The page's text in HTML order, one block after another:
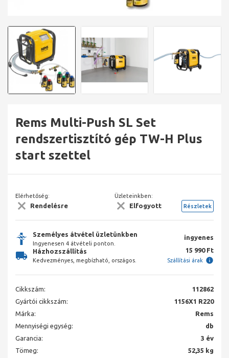
Rems Multi-Push SL Set
rendszertisztító gép TW-H Plus
start szettel
Elérhetőség:
Rendelésre
Üzleteinkben:
Elfogyott Részletek
Személyes átvétel üzletünkben
Ingyenesen 4 átvételi ponton.
ingyenes
Házhozszállítás
Kedvezményes, megbízható, országos.
15 990 Ft
Szállítási árak
Cikkszám:
112862
Gyártói cikkszám:
1156X1 R220
Márka:
Rems
Mennyiségi egység:
db
Garancia:
3 év
Tömeg:
52,35 kg